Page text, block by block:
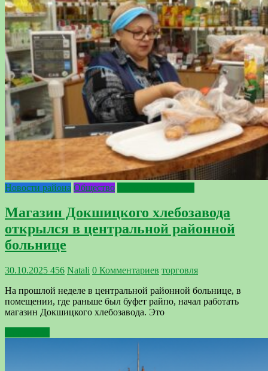
Новости района Общество
Магазин Докшицкого хлебозавода
открылся в центральной районной
больнице
30.10.2025 456 Natali 0 Комментариев торговля
На прошлой неделе в центральной районной больнице, в
помещении, где раньше был буфет райпо, начал работать
магазин Докшицкого хлебозавода. Это